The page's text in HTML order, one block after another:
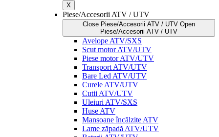
X
Piese/Accesorii ATV / UTV
Close Piese/Accesorii ATV / UTV Open
Piese/Accesorii ATV / UTV
Avelope ATV/SXS
Scut motor ATV/UTV
Piese motor ATV/UTV
Transport ATV/UTV
Bare Led ATV/UTV
Curele ATV/UTV
Cutii ATV/UTV
Uleiuri ATV/SXS
Huse ATV
Mansoane încălzite ATV
Lame zăpadă ATV/UTV